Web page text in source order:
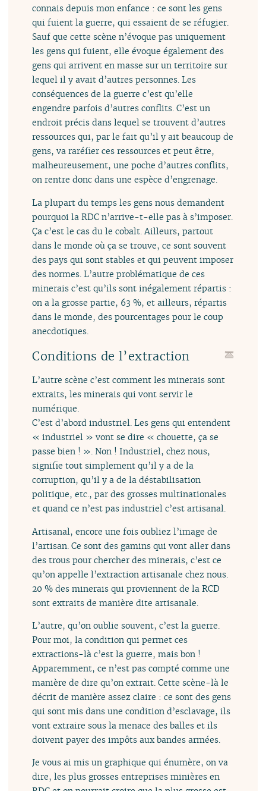
connais depuis mon enfance : ce sont les gens
qui fuient la guerre, qui essaient de se réfugier.
Sauf que cette scène n’évoque pas uniquement
les gens qui fuient, elle évoque également des
gens qui arrivent en masse sur un territoire sur
lequel il y avait d’autres personnes. Les
conséquences de la guerre c’est qu’elle
engendre parfois d’autres conflits. C’est un
endroit précis dans lequel se trouvent d’autres
ressources qui, par le fait qu’il y ait beaucoup de
gens, va raréfier ces ressources et peut être,
malheureusement, une poche d’autres conflits,
on rentre donc dans une espèce d’engrenage.
La plupart du temps les gens nous demandent
pourquoi la RDC n’arrive-t-elle pas à s’imposer.
Ça c’est le cas du le cobalt. Ailleurs, partout
dans le monde où ça se trouve, ce sont souvent
des pays qui sont stables et qui peuvent imposer
des normes. L’autre problématique de ces
minerais c’est qu’ils sont inégalement répartis :
on a la grosse partie, 63 %, et ailleurs, répartis
dans le monde, des pourcentages pour le coup
anecdotiques.
Conditions de l’extraction
L’autre scène c’est comment les minerais sont
extraits, les minerais qui vont servir le
numérique.
C’est d’abord industriel. Les gens qui entendent
« industriel » vont se dire « chouette, ça se
passe bien ! ». Non ! Industriel, chez nous,
signifie tout simplement qu’il y a de la
corruption, qu’il y a de la déstabilisation
politique, etc., par des grosses multinationales
et quand ce n’est pas industriel c’est artisanal.
Artisanal, encore une fois oubliez l’image de
l’artisan. Ce sont des gamins qui vont aller dans
des trous pour chercher des minerais, c’est ce
qu’on appelle l’extraction artisanale chez nous.
20 % des minerais qui proviennent de la RCD
sont extraits de manière dite artisanale.
L’autre, qu’on oublie souvent, c’est la guerre.
Pour moi, la condition qui permet ces
extractions-là c’est la guerre, mais bon !
Apparemment, ce n’est pas compté comme une
manière de dire qu’on extrait. Cette scène-là le
décrit de manière assez claire : ce sont des gens
qui sont mis dans une condition d’esclavage, ils
vont extraire sous la menace des balles et ils
doivent payer des impôts aux bandes armées.
Je vous ai mis un graphique qui énumère, on va
dire, les plus grosses entreprises minières en